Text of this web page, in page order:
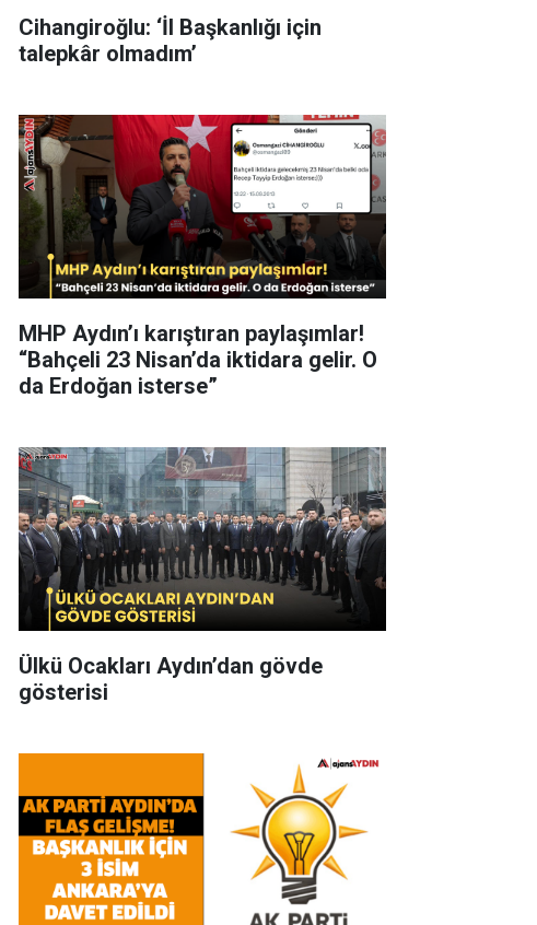
Cihangiroğlu: ‘İl Başkanlığı için
talepkâr olmadım’
MHP Aydın’ı karıştıran paylaşımlar!
“Bahçeli 23 Nisan’da iktidara gelir. O
da Erdoğan isterse”
Ülkü Ocakları Aydın’dan gövde
gösterisi